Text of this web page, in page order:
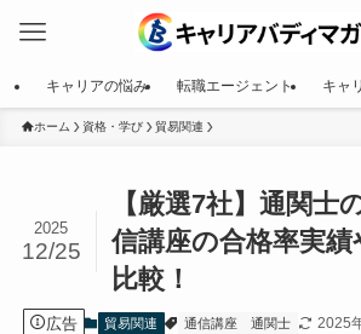
キャリアの悩み 転職エージェント キャ
ホーム 資格・学び 貿易関連
【厳選7社】通関士
信講座の合格率実
比較！
2025
12/25
広告 貿易関連 通信講座 通関士
2025